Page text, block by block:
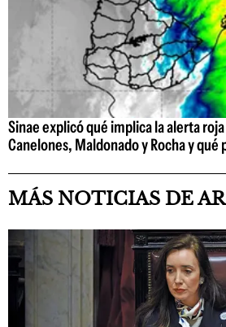
Sinae explicó qué implica la alerta
Canelones, Maldonado y Rocha y qué
MÁS NOTICIAS DE